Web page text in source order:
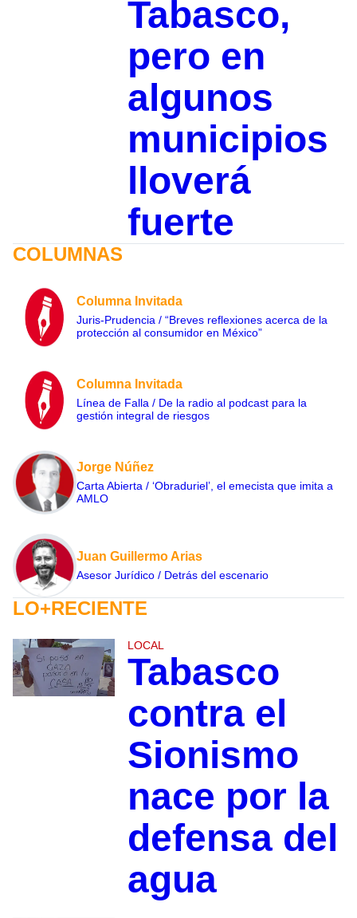
Tabasco,
pero en
algunos
municipios
lloverá
fuerte
COLUMNAS
Columna Invitada
Juris-Prudencia / “Breves reflexiones acerca de la
protección al consumidor en México”
Columna Invitada
Línea de Falla / De la radio al podcast para la
gestión integral de riesgos
Jorge Núñez
Carta Abierta / ‘Obraduriel’, el emecista que imita a
AMLO
Juan Guillermo Arias
Asesor Jurídico / Detrás del escenario
LO+RECIENTE
LOCAL
Tabasco
contra el
Sionismo
nace por la
defensa del
agua